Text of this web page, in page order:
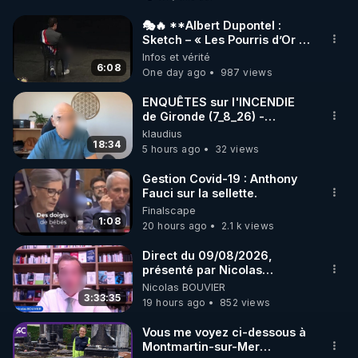
🌱 INSTAGRAM
https://www.instagram.com/rdlr_thierrycasasnovas/
http://rgnr.li/instagram
🌱 LA NEWSLETTER
Pour ne pas rater l’actualité RGNR (stages,
http://rgnr.li/news
🌱 VIDÉOS NON CENSURÉES SUR ODYSEE
Toutes les vidéos Youtube sont aussi sur la
http://rgnr.li/odysee
🌱 LES STAGES EN PRÉSENTIEL
6:08
🎭🔥 **Albert Dupontel :
Sketch – « Les Pourris d’Or »
🏆💰**
Infos et vérité
One day ago
987 views
18:34
ENQUÊTES sur l'INCENDIE
de Gironde (7_8_26) -
Philippe WEBER
klaudius
5 hours ago
32 views
1:08
Gestion Covid-19 : Anthony
Fauci sur la sellette.
Finalscape
20 hours ago
2.1 k views
3:33:35
Direct du 09/08/2026,
présenté par Nicolas
BOUVIER
Nicolas BOUVIER
19 hours ago
852 views
Vous me voyez ci-dessous à
Montmartin-sur-Mer